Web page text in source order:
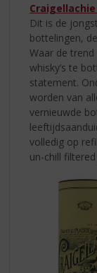
Craigellachie
Dit is de
bottelingen,
Waar de
whisky’s te
statement.
worden van
vernieuwde
volledig op
un-chill